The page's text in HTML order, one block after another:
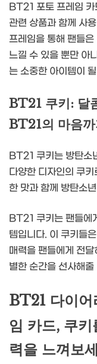
BT21 포토 프레임 카
관련 상품과 함께 사
프레임을 통해 팬들
느낄 수 있을 뿐만 아
는 소중한 아이템이
BT21 쿠키: 달
BT21의 마음
BT21 쿠키는 방탄소
다양한 디자인의 쿠
한 맛과 함께 방탄소
BT21 쿠키는 팬들에
템입니다. 이 쿠키들
매력을 팬들에게 전
별한 순간을 선사해줄
BT21 다이어
임 카드, 쿠
력을 느껴보